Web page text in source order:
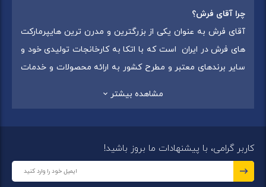
چرا آقای فرش؟
آقای فرش به عنوان یکی از بزرگترین و مدرن ترین هایپرمارکت
های فرش در ایران است که با اتکا به کارخانجات تولیدی خود و
سایر برندهای معتبر و مطرح کشور به ارائه محصولات و خدمات
شهر:فردیس ) ، استان قزوین (شهر قزوین)
مجموعه در تمامی شعب خود بهترین برند ها و بافته های ایران
مشاهده بیشتر
کاربر گرامی، با پیشنهادات ما بروز باشید!